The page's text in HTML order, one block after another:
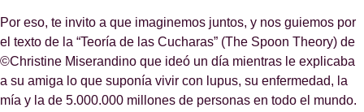
Por eso, te invito a que imaginemos juntos, y nos guiemos por
el texto de la “Teoría de las Cucharas” (The Spoon Theory) de
©Christine Miserandino que ideó un día mientras le explicaba
a su amiga lo que suponía vivir con lupus, su enfermedad, la
mía y la de 5.000.000 millones de personas en todo el mundo.